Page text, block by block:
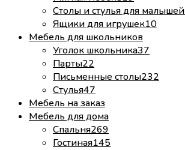
Столы и стулья для малышей
Ящики для игрушек10
Мебель для школьников
Уголок школьника37
Парты22
Письменные столы232
Стулья47
Мебель на заказ
Мебель для дома
Спальня269
Гостиная145